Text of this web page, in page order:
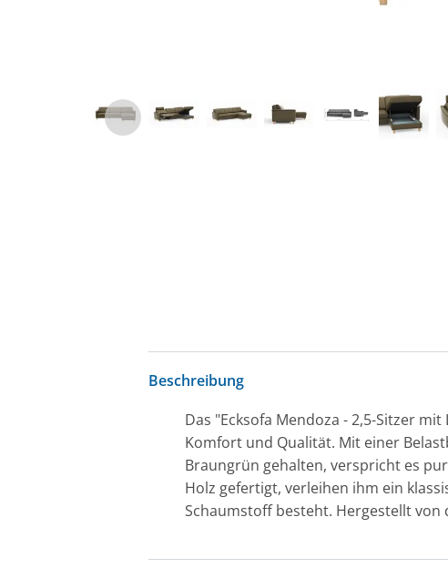
Beschreibung
Das "Ecksofa Mendoza - 2,5-Sitzer
Komfort und Qualität. Mit einer
Braungrün gehalten, verspricht es
Holz gefertigt, verleihen ihm ein
Schaumstoff besteht. Hergestellt von